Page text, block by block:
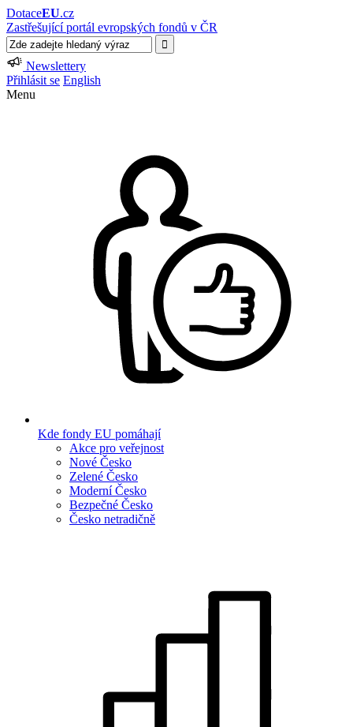
DotaceEU.cz
Zastřešující portál evropských fondů v ČR
Newslettery
Přihlásit se English
Menu
Kde fondy EU pomáhají
Akce pro veřejnost
Nové Česko
Zelené Česko
Moderní Česko
Bezpečné Česko
Česko netradičně